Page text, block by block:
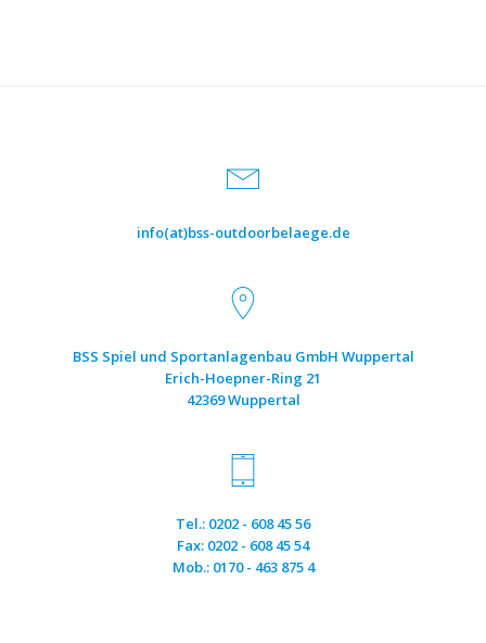
info(at)bss-outdoorbelaege.de
BSS Spiel und Sportanlagenbau GmbH Wuppertal
Erich-Hoepner-Ring 21
42369 Wuppertal
Tel.: 0202 - 608 45 56
Fax: 0202 - 608 45 54
Mob.: 0170 - 463 875 4